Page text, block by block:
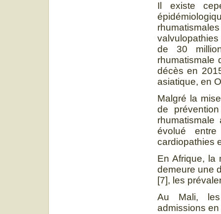
Il existe
de 30
rhumatismale
décès en
asiatique, en
Malgré la
de
évolué
cardiopathies
En Afrique, la
demeure une
[7], les
Au Mali, les
admissions